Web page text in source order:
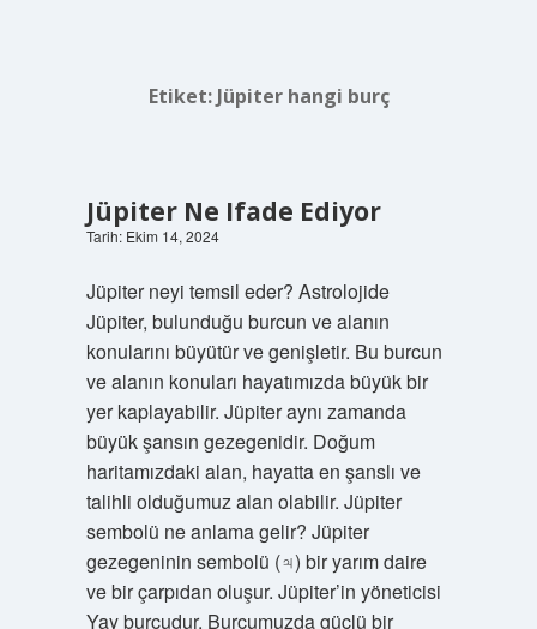
Etiket: Jüpiter hangi burç
Jüpiter Ne Ifade Ediyor
Tarih: Ekim 14, 2024
Jüpiter neyi temsil eder? Astrolojide
Jüpiter, bulunduğu burcun ve alanın
konularını büyütür ve genişletir. Bu burcun
ve alanın konuları hayatımızda büyük bir
yer kaplayabilir. Jüpiter aynı zamanda
büyük şansın gezegenidir. Doğum
haritamızdaki alan, hayatta en şanslı ve
talihli olduğumuz alan olabilir. Jüpiter
sembolü ne anlama gelir? Jüpiter
gezegeninin sembolü (♃) bir yarım daire
ve bir çarpıdan oluşur. Jüpiter’in yöneticisi
Yay burcudur. Burcumuzda güçlü bir